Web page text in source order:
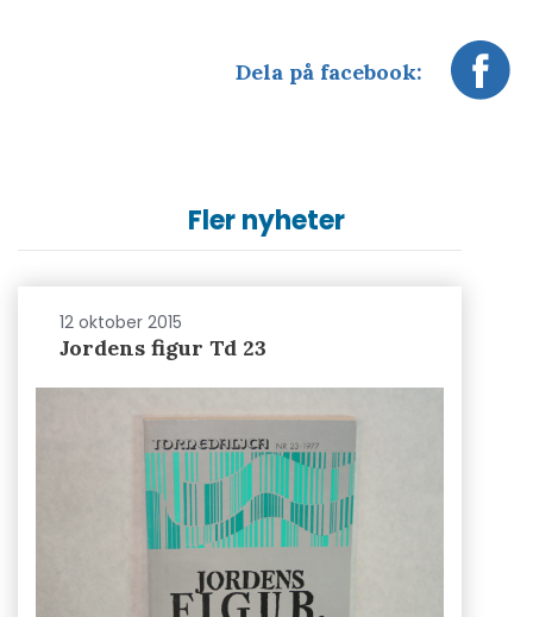
Dela på facebook:
Fler nyheter
12 oktober 2015
Jordens figur Td 23